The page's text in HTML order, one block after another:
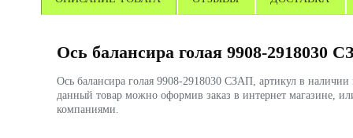
Ось балансира голая 9908-2918030
Ось балансира голая 9908-2918030 СЗАП, артикул в
данный товар можно оформив заказ в интернет магазине,
компаниями.